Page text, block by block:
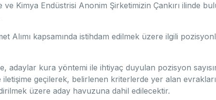
Kimya Endüstrisi Anonim Şirketimizin Çankırı ilinde
Alımı kapsamında istihdam edilmek üzere ilgili
adaylar kura yöntemi ile ihtiyaç duyulan pozisyon
geçilerek, belirlenen kriterlerde yer alan
üzere aday havuzuna dahil edilecektir.